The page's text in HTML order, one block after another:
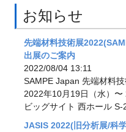
お知らせ
先端材料技術展
出展のご案内
2022/08/04 13:11
SAMPE Japan 先端材料
2022年10月19日（水）
ビッグサイト 西ホール S-
JASIS 2022(旧分析展/科